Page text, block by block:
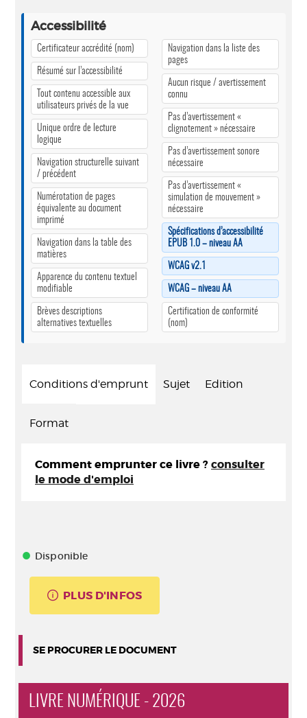
Accessibilité
Certificateur accrédité (nom)
Résumé sur l’accessibilité
Tout contenu accessible aux
utilisateurs privés de la vue
Unique ordre de lecture
logique
Navigation structurelle suivant
/ précédent
Numérotation de pages
équivalente au document
imprimé
Navigation dans la table des
matières
Apparence du contenu textuel
modifiable
Brèves descriptions
alternatives textuelles
Navigation dans la liste des
pages
Aucun risque / avertissement
connu
Pas d’avertissement «
clignotement » nécessaire
Pas d’avertissement sonore
nécessaire
Pas d’avertissement «
simulation de mouvement »
nécessaire
Spécifications d’accessibilité
EPUB 1.0 – niveau AA
WCAG v2.1
WCAG – niveau AA
Certification de conformité
(nom)
Conditions d'emprunt Sujet Edition
Format
Comment emprunter ce livre ? consulter
le mode d'emploi
Disponible
PLUS D'INFOS
SE PROCURER LE DOCUMENT
LIVRE NUMÉRIQUE - 2026